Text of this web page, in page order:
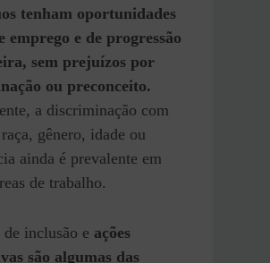
tenham oportunidades
emprego e de progressão
sem prejuízos por
ou preconceito.
a discriminação com
gênero, idade ou
ainda é prevalente em
de trabalho.
inclusão e ações
são algumas das